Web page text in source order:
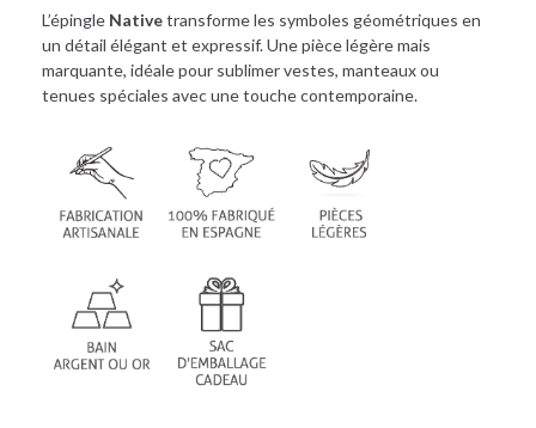
L’épingle Nativetransforme les symboles géométriques en
un détail élégant et expressif. Une pièce légère mais
marquante, idéale pour sublimer vestes, manteaux ou
tenues spéciales avec une touche contemporaine.